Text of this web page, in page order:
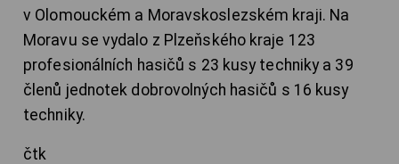
v Olomouckém a Moravskoslezském kraji. Na
Moravu se vydalo z Plzeňského kraje 123
profesionálních hasičů s 23 kusy techniky a 39
členů jednotek dobrovolných hasičů s 16 kusy
techniky.
čtk